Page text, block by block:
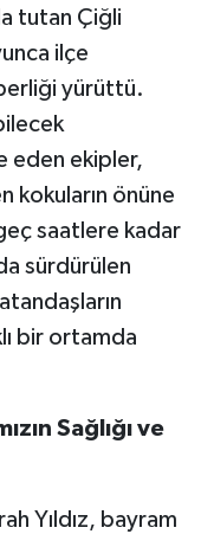
tutan Çiğli
ilçe
yürüttü.
eden ekipler,
kokuların önüne
saatlere kadar
sürdürülen
bir ortamda
Sağlığı ve
Yıldız, bayram